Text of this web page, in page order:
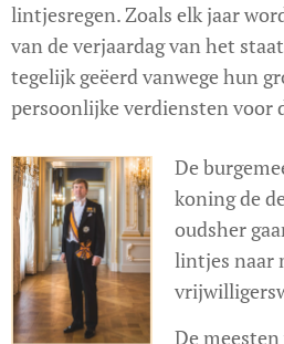
lintjesregen. Zoals elk jaar
van de verjaardag van het
tegelijk geëerd vanwege hun
persoonlijke verdiensten voor
De
koning de
oudsher
lintjes naar
De